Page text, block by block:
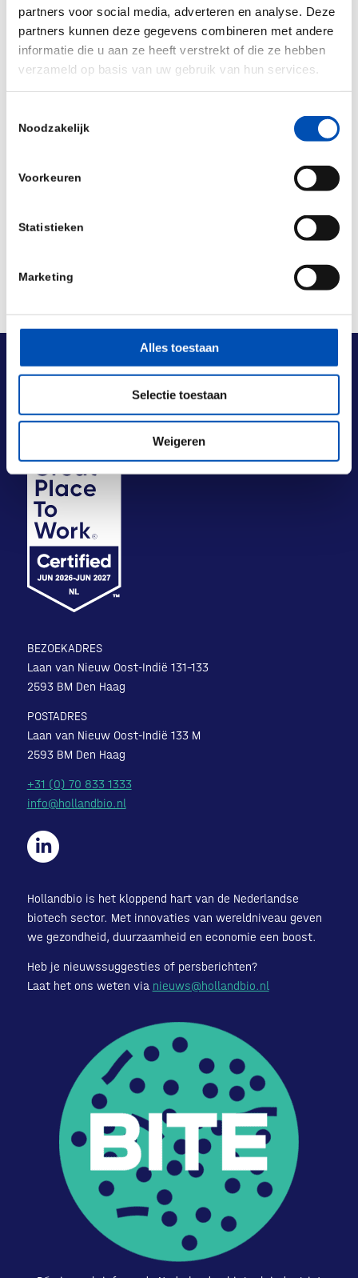
partners voor social media, adverteren en analyse. Deze
partners kunnen deze gegevens combineren met andere
informatie die u aan ze heeft verstrekt of die ze hebben
verzameld op basis van uw gebruik van hun services.
Noodzakelijk
Voorkeuren
Statistieken
Marketing
Alles toestaan
Selectie toestaan
Weigeren
conclusie simpel: als Nederland voorop wil blijven
lopen in biotech en andere sleuteltechnologieën,
dan is dit het moment omvan ambitie naar actie
/
Deel dit stuk
BEZOEKADRES
Laan van Nieuw Oost-Indië 131-133
2593 BM Den Haag
POSTADRES
Laan van Nieuw Oost-Indië 133 M
2593 BM Den Haag
+31 (0) 70 833 1333
info@hollandbio.nl
Hollandbio is het kloppend hart van de Nederlandse
biotech sector. Met innovaties van wereldniveau geven
we gezondheid, duurzaamheid en economie een boost.
Heb je nieuwssuggesties of persberichten?
Laat het ons weten via nieuws@hollandbio.nl